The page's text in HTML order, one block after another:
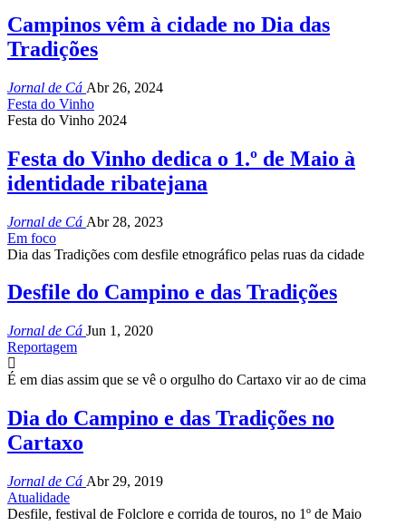
Campinos vêm à cidade no Dia das
Tradições
Jornal de Cá Abr 26, 2024
Festa do Vinho
Festa do Vinho 2024
Festa do Vinho dedica o 1.º de Maio à
identidade ribatejana
Jornal de Cá Abr 28, 2023
Em foco
Dia das Tradições com desfile etnográfico pelas ruas da cidade
Desfile do Campino e das Tradições
Jornal de Cá Jun 1, 2020
Reportagem
É em dias assim que se vê o orgulho do Cartaxo vir ao de cima
Dia do Campino e das Tradições no
Cartaxo
Jornal de Cá Abr 29, 2019
Atualidade
Desfile, festival de Folclore e corrida de touros, no 1º de Maio